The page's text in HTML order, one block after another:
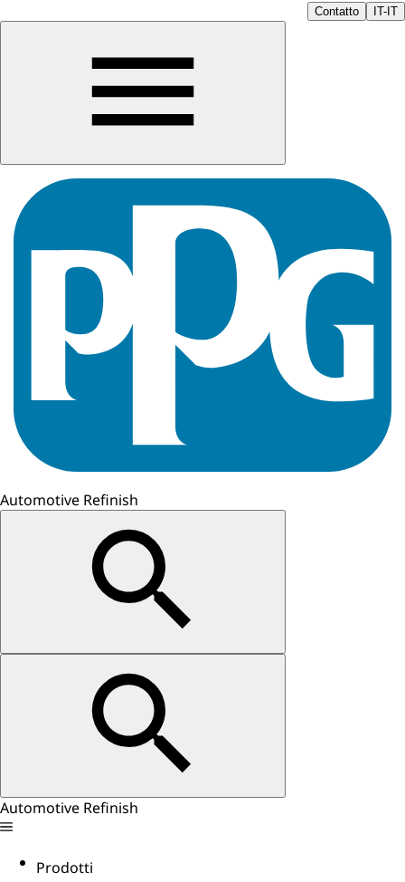
Contatto IT-IT
Automotive Refinish
Automotive Refinish
Prodotti